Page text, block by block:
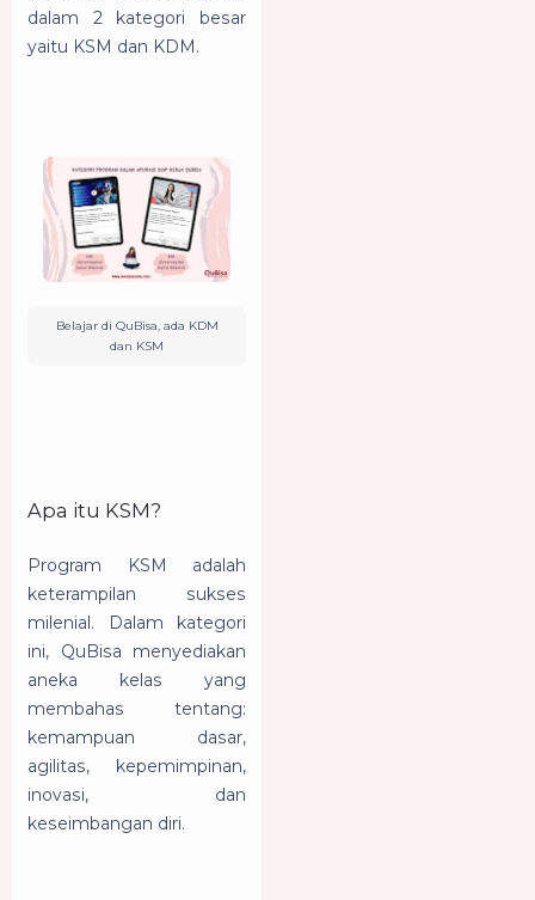
dalam 2 kategori besar
yaitu KSM dan KDM.
Belajar di QuBisa, ada KDM
dan KSM
Apa itu KSM?
Program KSM adalah
keterampilan sukses
milenial. Dalam kategori
ini, QuBisa menyediakan
aneka kelas yang
membahas tentang:
kemampuan dasar,
agilitas, kepemimpinan,
inovasi, dan
keseimbangan diri.